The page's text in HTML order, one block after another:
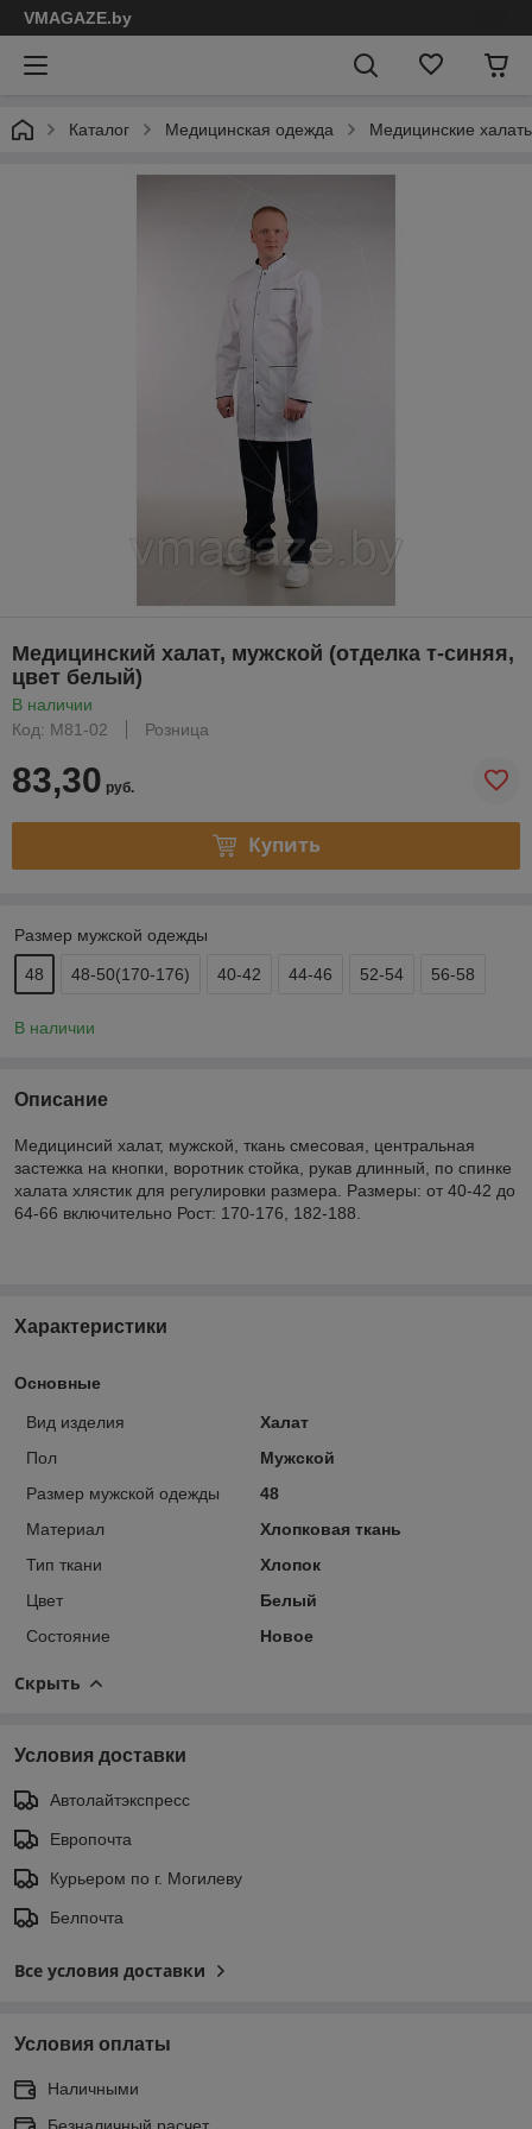
VMAGAZE.by
Каталог Медицинская одежда Медицинские
Медицинский халат, мужской (отделка т-синяя,
цвет белый)
В наличии
Код: М81-02
Розница
83,30 руб.
Купить
Размер мужской одежды
48 48-50(170-176) 40-42 44-46 52-54 56-58
В наличии
Описание
Медицинсий халат, мужской, ткань смесовая, центральная
застежка на кнопки, воротник стойка, рукав длинный, по спинке
халата хлястик для регулировки размера. Размеры: от 40-42 до
64-66 включительно Рост: 170-176, 182-188.
Характеристики
Основные
Вид изделия
Халат
Пол
Мужской
Размер мужской одежды
48
Материал
Хлопковая ткань
Тип ткани
Хлопок
Цвет
Белый
Состояние
Новое
Скрыть
Условия доставки
Автолайтэкспресс
Европочта
Курьером по г. Могилеву
Белпочта
Все условия доставки
Условия оплаты
Наличными
Безналичный расчет